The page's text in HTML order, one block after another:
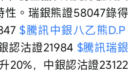
性。瑞銀熊證58047錄得
$騰訊中銀八乙熊D.P
認沽證21984 $騰訊瑞銀
20%，中銀認沽證23122